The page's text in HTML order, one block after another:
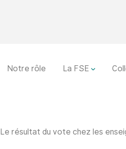
Notre rôle La FSE
Le résultat du vote chez les